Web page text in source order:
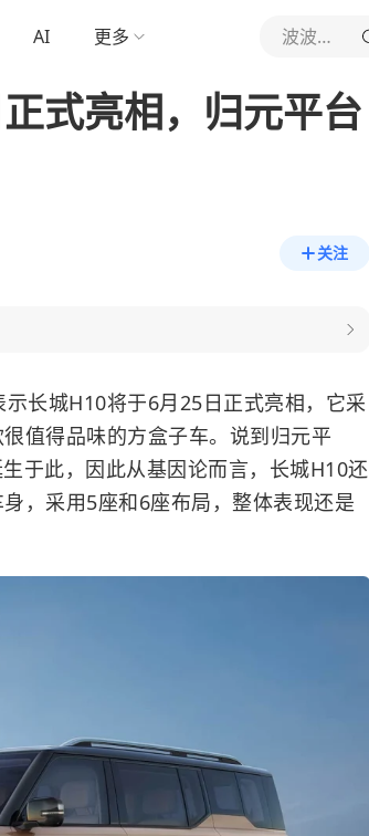
AI 更多 波波车讯
式亮相，归元平台
关注
长城H10将于6月25日正式亮相，它采
值得品味的方盒子车。说到归元平
于此，因此从基因论而言，长城H10还
，采用5座和6座布局，整体表现还是